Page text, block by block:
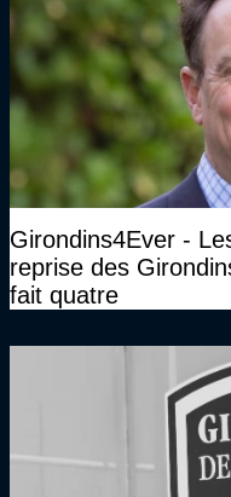
Girondins4Ever -
reprise des
fait quatre